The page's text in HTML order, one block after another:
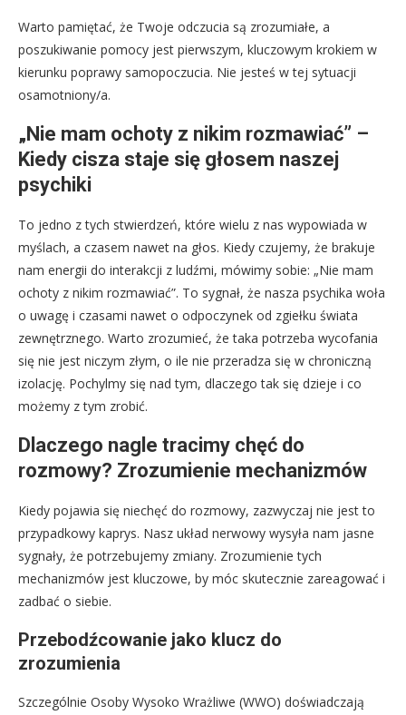
Warto pamiętać, że Twoje odczucia są zrozumiałe, a
poszukiwanie pomocy jest pierwszym, kluczowym krokiem w
kierunku poprawy samopoczucia. Nie jesteś w tej sytuacji
osamotniony/a.
„Nie mam ochoty z nikim rozmawiać” –
Kiedy cisza staje się głosem naszej
psychiki
To jedno z tych stwierdzeń, które wielu z nas wypowiada w
myślach, a czasem nawet na głos. Kiedy czujemy, że brakuje
nam energii do interakcji z ludźmi, mówimy sobie: „Nie mam
ochoty z nikim rozmawiać”. To sygnał, że nasza psychika woła
o uwagę i czasami nawet o odpoczynek od zgiełku świata
zewnętrznego. Warto zrozumieć, że taka potrzeba wycofania
się nie jest niczym złym, o ile nie przeradza się w chroniczną
izolację. Pochylmy się nad tym, dlaczego tak się dzieje i co
możemy z tym zrobić.
Dlaczego nagle tracimy chęć do
rozmowy? Zrozumienie mechanizmów
Kiedy pojawia się niechęć do rozmowy, zazwyczaj nie jest to
przypadkowy kaprys. Nasz układ nerwowy wysyła nam jasne
sygnały, że potrzebujemy zmiany. Zrozumienie tych
mechanizmów jest kluczowe, by móc skutecznie zareagować i
zadbać o siebie.
Przebodźcowanie jako klucz do
zrozumienia
Szczególnie Osoby Wysoko Wrażliwe (WWO) doświadczają